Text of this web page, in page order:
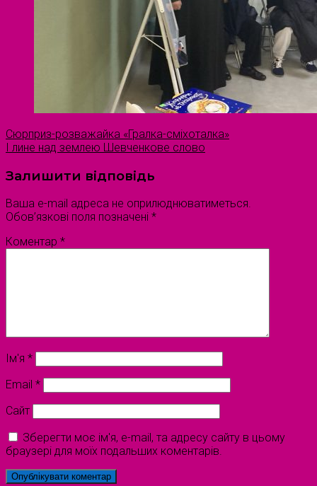
Сюрприз-розважайка «Гралка-сміхоталка»
І лине над землею Шевченкове слово
Залишити відповідь
Ваша e-mail адреса не оприлюднюватиметься.
Обов’язкові поля позначені *
Коментар *
Ім'я *
Email *
Сайт
Зберегти моє ім'я, e-mail, та адресу сайту в цьому
браузері для моїх подальших коментарів.